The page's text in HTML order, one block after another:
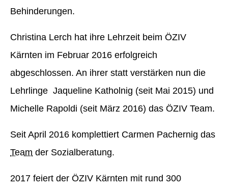
Behinderungen.
Christina Lerch hat ihre Lehrzeit beim ÖZIV
Kärnten im Februar 2016 erfolgreich
abgeschlossen. An ihrer statt verstärken nun die
Lehrlinge Jaqueline Katholnig (seit Mai 2015) und
Michelle Rapoldi (seit März 2016) das ÖZIV Team.
Seit April 2016 komplettiert Carmen Pachernig das
Team der Sozialberatung.
2017 feiert der ÖZIV Kärnten mit rund 300